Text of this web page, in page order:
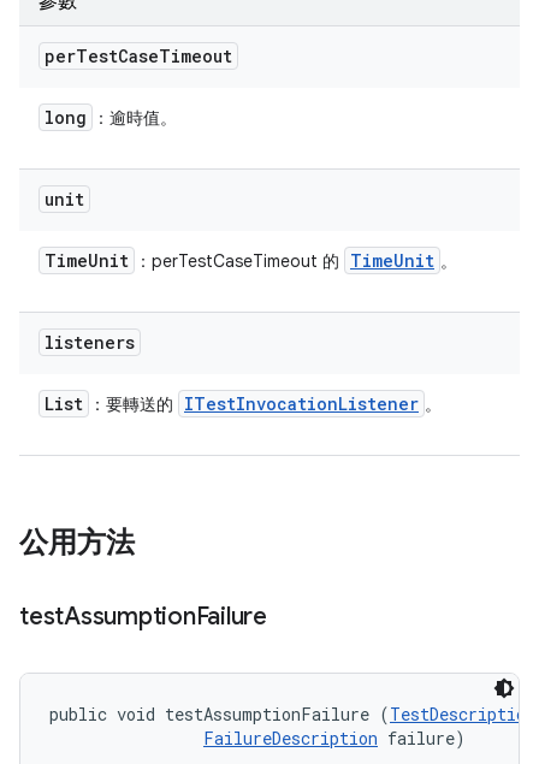
perTestCaseTimeout
long ：逾時值。
unit
TimeUnit ：perTestCaseTimeout 的 TimeUnit 。
listeners
List ：要轉送的 ITestInvocationListener 。
公用方法
testAssumptionFailure
public void testAssumptionFailure (TestDescription
FailureDescription failure)